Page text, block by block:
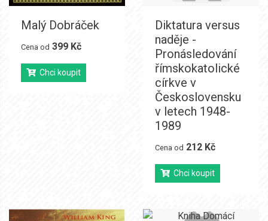
Malý Dobráček
Cena od 399 Kč
Chci koupit
Diktatura versus
naděje -
Pronásledování
římskokatolické
církve v
Československu
v letech 1948-
1989
Cena od 212 Kč
Chci koupit